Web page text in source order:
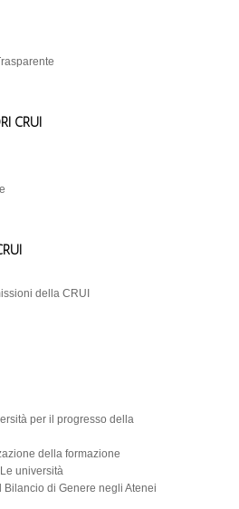
CRUI
della CRUI
per il progresso della
della formazione
università
Bilancio di Genere negli Atenei